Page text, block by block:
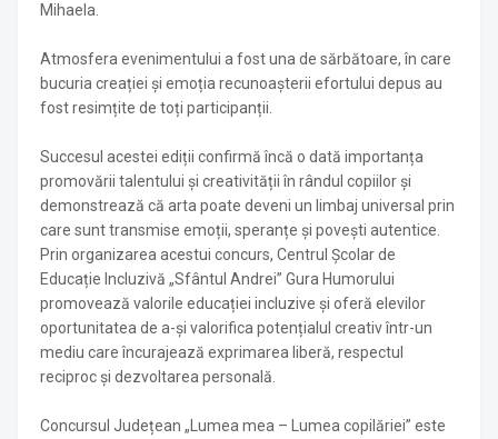
Mihaela.
Atmosfera evenimentului a fost una de sărbătoare, în care
bucuria creației și emoția recunoașterii efortului depus au
fost resimțite de toți participanții.
Succesul acestei ediții confirmă încă o dată importanța
promovării talentului și creativității în rândul copiilor și
demonstrează că arta poate deveni un limbaj universal prin
care sunt transmise emoții, speranțe și povești autentice.
Prin organizarea acestui concurs, Centrul Școlar de
Educație Incluzivă „Sfântul Andrei” Gura Humorului
promovează valorile educației incluzive și oferă elevilor
oportunitatea de a-și valorifica potențialul creativ într-un
mediu care încurajează exprimarea liberă, respectul
reciproc și dezvoltarea personală.
Concursul Județean „Lumea mea – Lumea copilăriei” este